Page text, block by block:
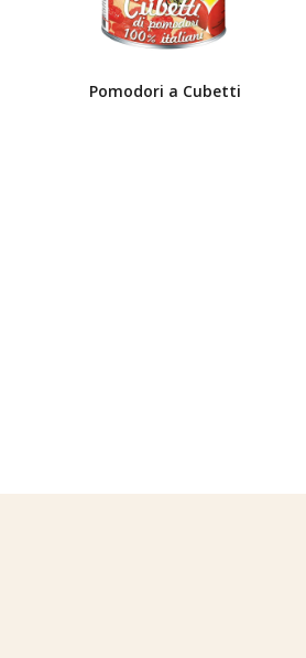
Pomodori a Cubetti